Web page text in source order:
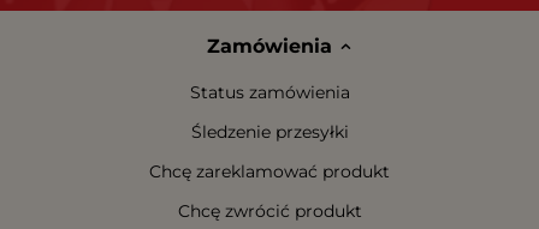
Zamówienia
Status zamówienia
Śledzenie przesyłki
Chcę zareklamować produkt
Chcę zwrócić produkt